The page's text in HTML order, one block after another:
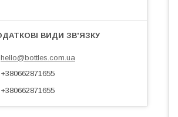
hello@bottles.com.ua
+380662871655
+380662871655